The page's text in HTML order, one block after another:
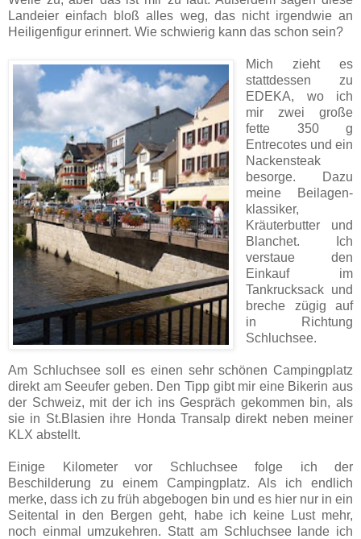
Landeier einfach bloß alles weg, das nicht irgendwie an
Heiligenfigur erinnert. Wie schwierig kann das schon sein?
Mich zieht es
stattdessen zu
EDEKA, wo ich
mir zwei große
fette 350 g
Entrecotes und ein
Nackensteak
besorge. Dazu
meine Beilagen­
klassiker,
Kräuterbutter und
Blanchet. Ich
verstaue den
Einkauf im
Tankrucksack und
breche zügig auf
in Richtung
Schluchsee.
Am Schluchsee soll es einen sehr schönen Campingplatz
direkt am Seeufer geben. Den Tipp gibt mir eine Bikerin aus
der Schweiz, mit der ich ins Gespräch gekommen bin, als
sie in St.Blasien ihre Honda Transalp direkt neben meiner
KLX abstellt.
Einige Kilometer vor Schluchsee folge ich der
Beschilderung zu einem Campingplatz. Als ich endlich
merke, dass ich zu früh abgebogen bin und es hier nur in ein
Seitental in den Bergen geht, habe ich keine Lust mehr,
noch einmal umzukehren. Statt am Schluchsee lande ich